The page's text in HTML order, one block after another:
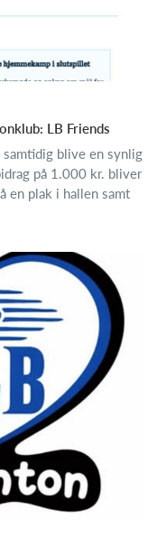
LB Friends
blive en synlig
på 1.000 kr. bliver
en plak i hallen samt